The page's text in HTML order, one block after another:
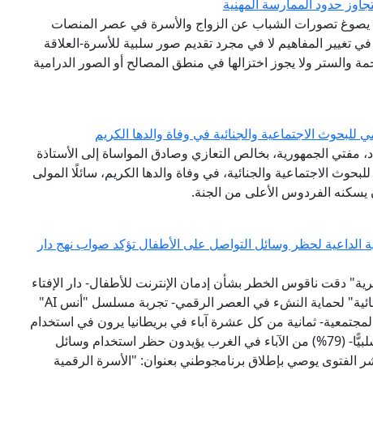
حدود الممارسة المهنية
يصوغ تصورات الشباب عن الزواج والأسرة في عصر المنصات
تغيير المفاهيم لا في مجرد تقديم صور سلبية للأسرة-العلاقة
والستر ولا يجوز اختزالها في منطق المصالح أو الصور الدرامية
الاجتماعية والجنائية في وفاة والدها الكريم
مفتي الجمهورية، بخالص التعازي وصادق المواساة إلى الأستاذة
الاجتماعية والجنائية، في وفاة والدها الكريم، سائلًا المولى
يسكنه الفردوس الأعلى من الجنة.
الداعية لحظر وسائل التواصل على الأطفال تؤكد صواب نهج دار
دقت ناقوس الخطر بشأن إدمان الإنترنت للأطفال- دار الإفتاء
سبقت إلى تبني نموذج "الفتوى الرقمية الوقائية" لحماية النشء في العصر الرقمي- تجربة مسلسل "أنس AI"
ثمانية من كل عشرة آباء في بريطانيا يرون في استخدام
أطفالهم لوسائل التواصل الاجتماعي تأثيرًا سلبيًّا- (79%) من الآباء في الغرب يؤيدون حظر استخدام وسائل
هم أقل من 16 عامًا - مؤشر الفتوى يوصي بإطلاق برنامجوطني بعنوان: "الأسرة الرقمية